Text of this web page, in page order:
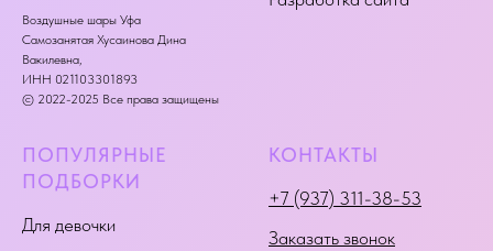
Воздушные шары Уфа
Самозанятая Хусаинова Дина
Вакилевна,
ИНН 021103301893
© 2022-2025 Все права защищены
ПОПУЛЯРНЫЕ
ПОДБОРКИ
Для девочки
КОНТАКТЫ
+7 (937) 311-38-53
Заказать звонок